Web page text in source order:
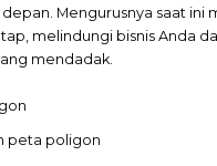
Mengurusnya saat ini
melindungi bisnis Anda
mendadak.
peta poligon